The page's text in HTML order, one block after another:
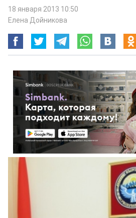
18 января 2013 10:50
Елена Дойникова